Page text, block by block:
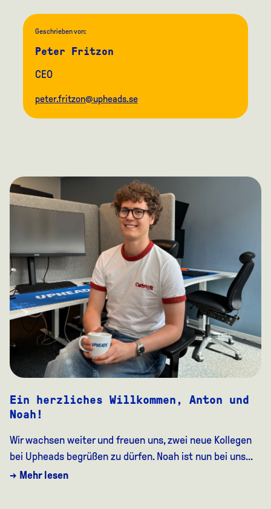
Geschrieben von:
Peter Fritzon
CEO
peter.fritzon@upheads.se
Ein herzliches Willkommen, Anton und
Noah!
Wir wachsen weiter und freuen uns, zwei neue Kollegen
bei Upheads begrüßen zu dürfen. Noah ist nun bei uns...
→ Mehr lesen